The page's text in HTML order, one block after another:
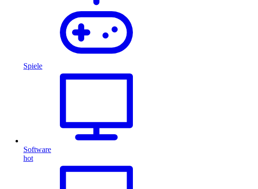
Spiele
Software
hot